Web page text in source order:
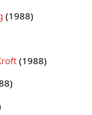
(1988)
(1988)